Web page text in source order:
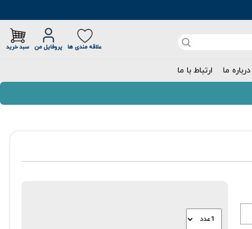
علاقه مندی ها پروفایل من سبد خرید
درباره ما ارتباط با ما